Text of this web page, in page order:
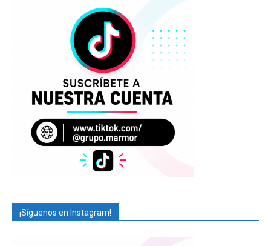
¡Síguenos en Instagram!